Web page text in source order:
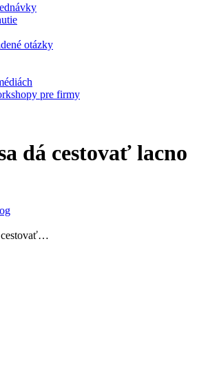
otázky
pre firmy
dá cestovať lacno
cestovať…